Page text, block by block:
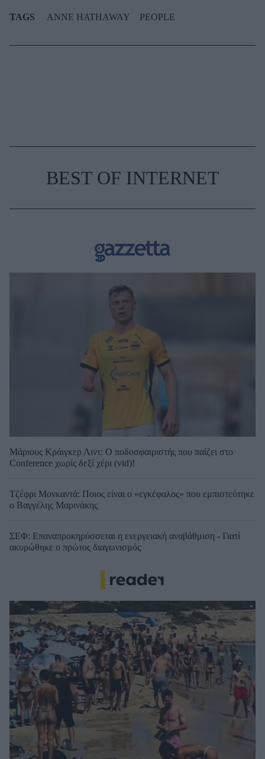
TAGS ANNE HATHAWAY PEOPLE
BEST OF INTERNET
Μάριους Κράιγκερ Λιντ: Ο ποδοσφαιριστής που παίζει στο
Conference χωρίς δεξί χέρι (vid)!
Τζέφρι Μονκαντά: Ποιος είναι ο «εγκέφαλος» που εμπιστεύτηκε
ο Βαγγέλης Μαρινάκης
ΣΕΦ: Επαναπροκηρύσσεται η ενεργειακή αναβάθμιση - Γιατί
ακυρώθηκε ο πρώτος διαγωνισμός